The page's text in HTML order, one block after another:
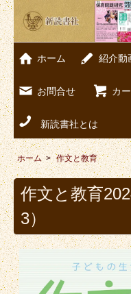
ホーム 紹介動
お問合せ カ
新読書社とは
ホーム > 作文と教育
作文と教育
3）